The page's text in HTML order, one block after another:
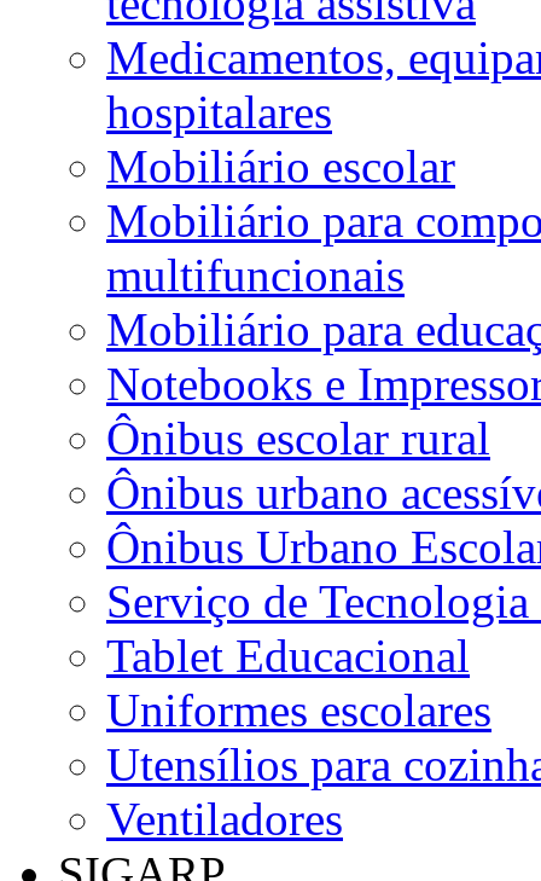
Medicamentos,
hospitalares
Mobiliário escolar
Mobiliário para
multifuncionais
Mobiliário para
Notebooks e
Ônibus escolar rural
Ônibus urbano
Ônibus Urbano
Serviço de
Tablet Educacional
Uniformes escolares
Utensílios para
Ventiladores